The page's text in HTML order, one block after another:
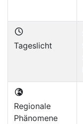
Tageslicht
Regionale
Phänomene